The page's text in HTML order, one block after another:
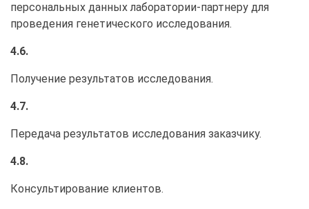
персональных данных лаборатории-партнеру для
проведения генетического исследования.
4.6.
Получение результатов исследования.
4.7.
Передача результатов исследования заказчику.
4.8.
Консультирование клиентов.